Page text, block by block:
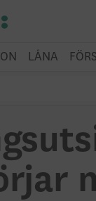
LÅNA